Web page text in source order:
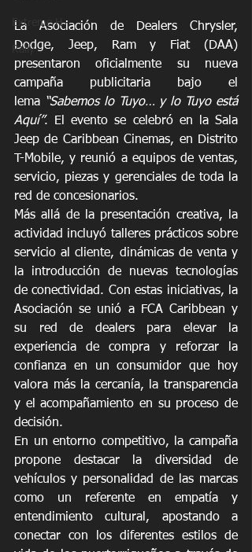
Extreme H
Rally
La Asociación de Dealers Chrysler,
Dodge, Jeep, Ram y Fiat (DAA)
presentaron oficialmente su nueva
campaña publicitaria bajo el
lema “Sabemos lo Tuyo… y lo Tuyo está
Aquí”. El evento se celebró en la Sala
Jeep de Caribbean Cinemas, en Distrito
T-Mobile, y reunió a equipos de ventas,
servicio, piezas y gerenciales de toda la
red de concesionarios.
Más allá de la presentación creativa, la
actividad incluyó talleres prácticos sobre
servicio al cliente, dinámicas de venta y
la introducción de nuevas tecnologías
de conectividad. Con estas iniciativas, la
Asociación se unió a FCA Caribbean y
su red de dealers para elevar la
experiencia de compra y reforzar la
confianza en un consumidor que hoy
valora más la cercanía, la transparencia
y el acompañamiento en su proceso de
decisión.
En un entorno competitivo, la campaña
propone destacar la diversidad de
vehículos y personalidad de las marcas
como un referente en empatía y
entendimiento cultural, apostando a
conectar con los diferentes estilos de